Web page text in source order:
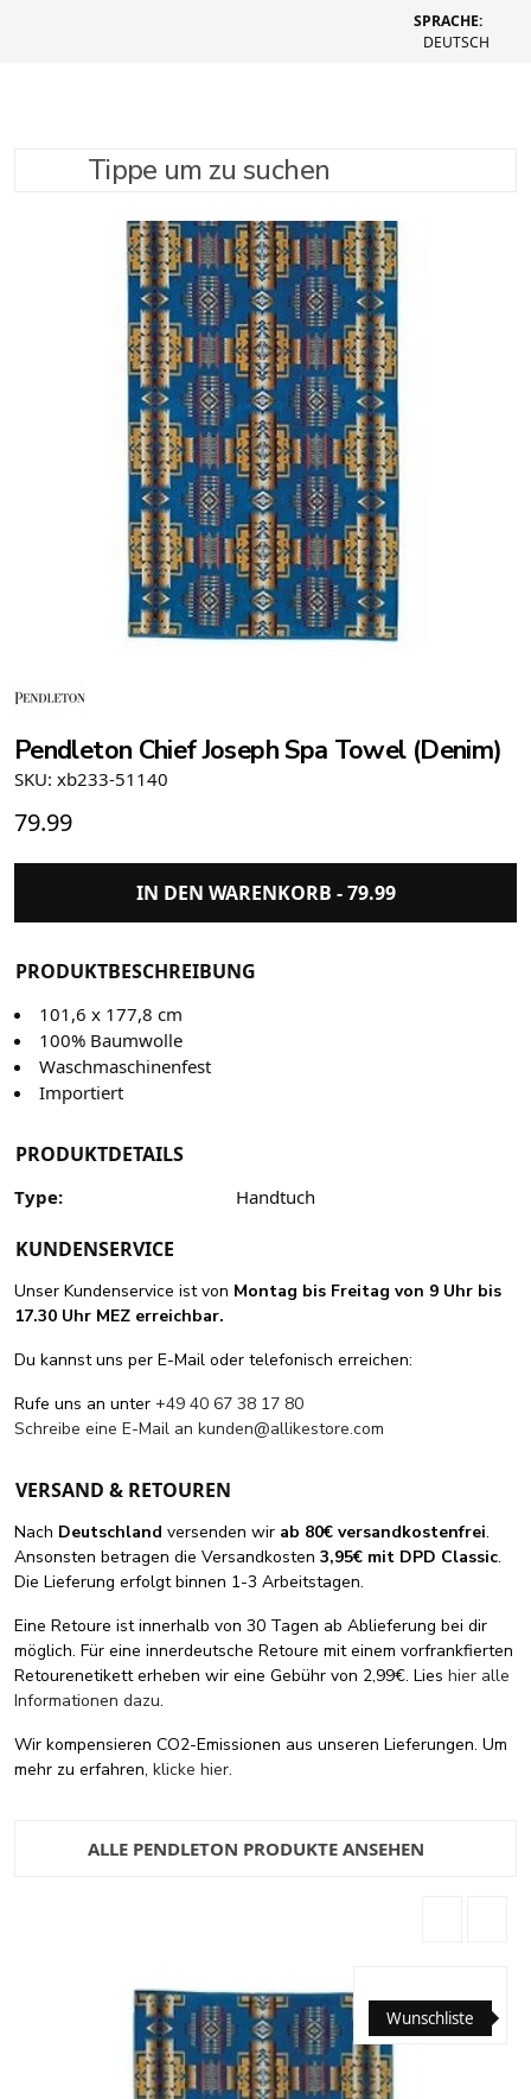
SPRACHE:
DEUTSCH
Tippe um zu suchen
Pendleton Chief Joseph Spa Towel (Denim)
SKU: xb233-51140
79.99
IN DEN WARENKORB -79.99
PRODUKTBESCHREIBUNG
101,6 x 177,8 cm
100% Baumwolle
Waschmaschinenfest
Importiert
PRODUKTDETAILS
Type: Handtuch
KUNDENSERVICE
Unser Kundenservice ist von Montag bis Freitag von 9 Uhr bis
17.30 Uhr MEZ erreichbar.
Du kannst uns per E-Mail oder telefonisch erreichen:
Rufe uns an unter +49 40 67 38 17 80
Schreibe eine E-Mail an kunden@allikestore.com
VERSAND & RETOUREN
Nach Deutschland versenden wir ab 80€ versandkostenfrei.
Ansonsten betragen die Versandkosten 3,95€ mit DPD Classic.
Die Lieferung erfolgt binnen 1-3 Arbeitstagen.
Eine Retoure ist innerhalb von 30 Tagen ab Ablieferung bei dir
möglich. Für eine innerdeutsche Retoure mit einem vorfrankfierten
Retourenetikett erheben wir eine Gebühr von 2,99€. Lies hier alle
Informationen dazu.
Wir kompensieren CO2-Emissionen aus unseren Lieferungen. Um
mehr zu erfahren, klicke hier.
ALLE PENDLETON PRODUKTE ANSEHEN
Wunschliste